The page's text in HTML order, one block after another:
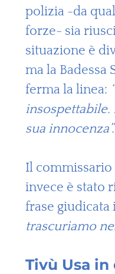
polizia -da
forze- sia
situazione è
ma la Badessa
ferma la linea:
insospettabile.
sua innocenza”.
Il commissario
invece è stato
frase giudicata
trascuriamo
Tivù Usa in